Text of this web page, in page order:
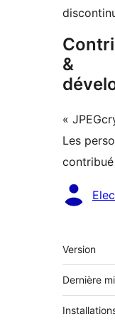
&
«
Les
Méta
Version
Dernière